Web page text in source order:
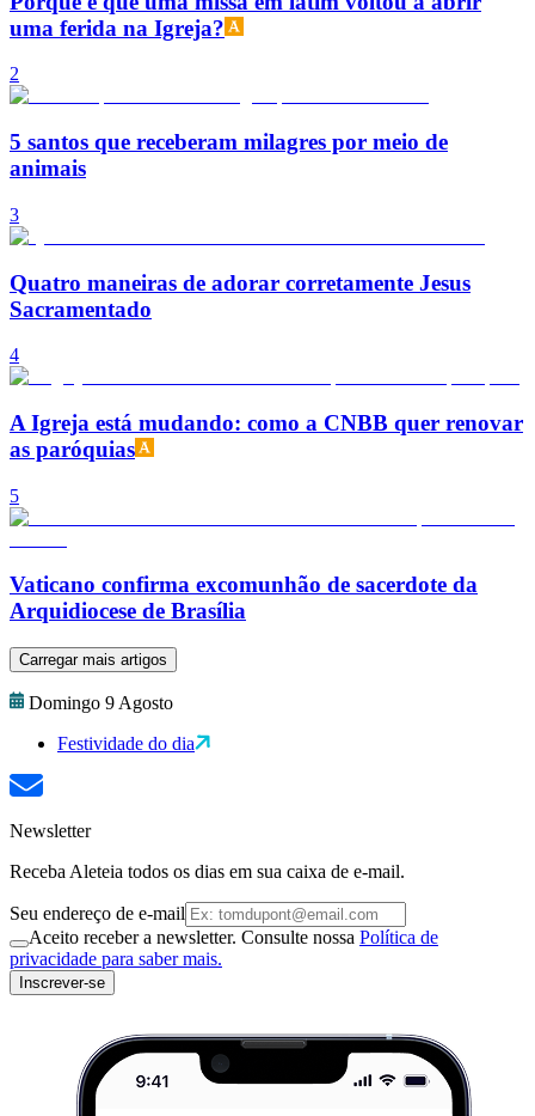
uma ferida na Igreja?
2
5 santos que receberam milagres por meio de
animais
3
Quatro maneiras de adorar corretamente Jesus
Sacramentado
4
A Igreja está mudando: como a CNBB quer renovar
as paróquias
5
Vaticano confirma excomunhão de sacerdote da
Arquidiocese de Brasília
Carregar mais artigos
Domingo 9 Agosto
Festividade do dia
Newsletter
Receba Aleteia todos os dias em sua caixa de e-mail.
Seu endereço de e-mail
Aceito receber a newsletter. Consulte nossa Política de
privacidade para saber mais.
Inscrever-se